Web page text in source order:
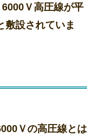
Ｖ高圧線が平
敷設されていま
Ｖの高圧線とは